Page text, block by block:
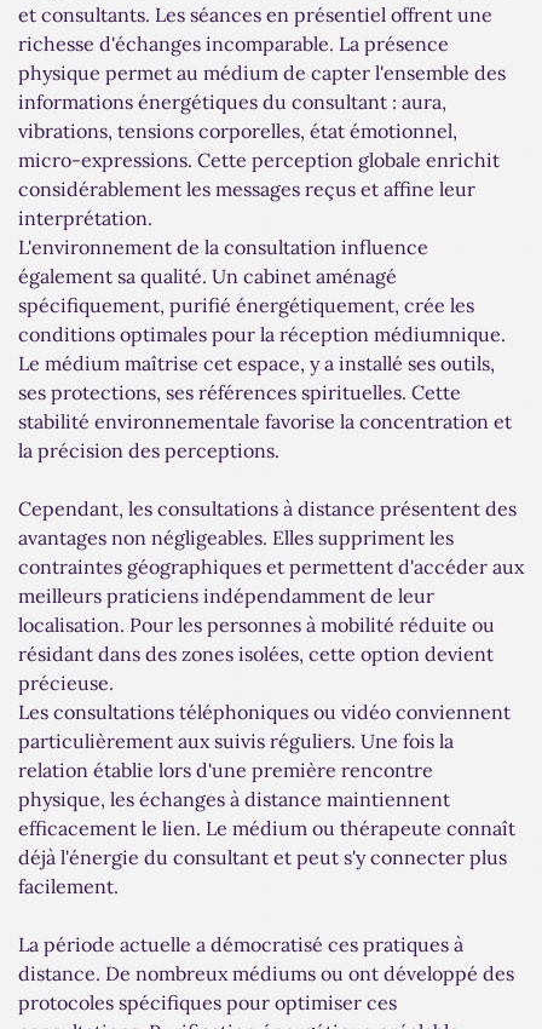
et consultants. Les séances en présentiel offrent une
richesse d'échanges incomparable. La présence
physique permet au médium de capter l'ensemble des
informations énergétiques du consultant : aura,
vibrations, tensions corporelles, état émotionnel,
micro-expressions. Cette perception globale enrichit
considérablement les messages reçus et affine leur
interprétation.
L'environnement de la consultation influence
également sa qualité. Un cabinet aménagé
spécifiquement, purifié énergétiquement, crée les
conditions optimales pour la réception médiumnique.
Le médium maîtrise cet espace, y a installé ses outils,
ses protections, ses références spirituelles. Cette
stabilité environnementale favorise la concentration et
la précision des perceptions.
Cependant, les consultations à distance présentent des
avantages non négligeables. Elles suppriment les
contraintes géographiques et permettent d'accéder aux
meilleurs praticiens indépendamment de leur
localisation. Pour les personnes à mobilité réduite ou
résidant dans des zones isolées, cette option devient
précieuse.
Les consultations téléphoniques ou vidéo conviennent
particulièrement aux suivis réguliers. Une fois la
relation établie lors d'une première rencontre
physique, les échanges à distance maintiennent
efficacement le lien. Le médium ou thérapeute connaît
déjà l'énergie du consultant et peut s'y connecter plus
facilement.
La période actuelle a démocratisé ces pratiques à
distance. De nombreux médiums ou ont développé des
protocoles spécifiques pour optimiser ces